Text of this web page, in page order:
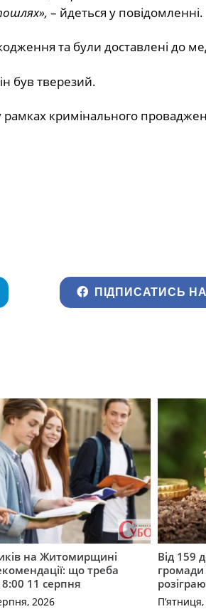
– йдеться у повідомленні.
та були доставлені до
був тверезий.
у рамках кримінального
ПІДПИСАТИСЬ НА
на Житомирщині
що треба
11 серпня
2026
Від 159